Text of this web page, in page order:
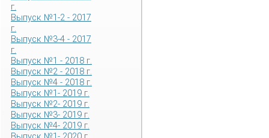
г.
Выпуск №1-2 - 2017
г.
Выпуск №3-4 - 2017
г.
Выпуск №1 - 2018 г.
Выпуск №2 - 2018 г.
Выпуск №4 - 2018 г.
Выпуск №1- 2019 г.
Выпуск №2- 2019 г.
Выпуск №3- 2019 г.
Выпуск №4- 2019 г.